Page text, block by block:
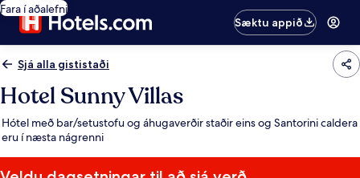
Fara í aðalefni
Sæktu appið
Sjá alla gististaði
Hotel Sunny Villas
Hótel með bar/setustofu og áhugaverðir staðir eins og Santorini caldera
eru í næsta nágrenni